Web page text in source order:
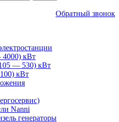
Обратный звонок
кВт
— 530) кВт
кВт
Nanni
генераторы